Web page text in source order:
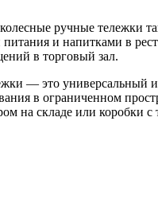
ручные тележки
и напитками в
в торговый зал.
— это
в ограниченном
на складе или коробки